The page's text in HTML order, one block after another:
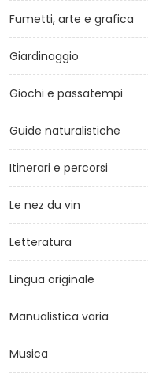
Fumetti, arte e grafica
Giardinaggio
Giochi e passatempi
Guide naturalistiche
Itinerari e percorsi
Le nez du vin
Letteratura
Lingua originale
Manualistica varia
Musica